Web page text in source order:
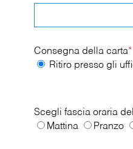
Consegna della carta*
Ritiro presso gli
Scegli fascia oraria
Mattina
Pranzo